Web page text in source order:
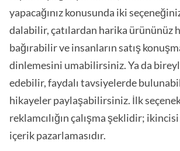
yapacağınız konusunda iki
dalabilir, çatılardan harika ürününüz
bağırabilir ve insanların satış
dinlemesini umabilirsiniz. Ya da
edebilir, faydalı tavsiyelerde
hikayeler paylaşabilirsiniz. İlk
reklamcılığın çalışma şeklidir;
içerik pazarlamasıdır.